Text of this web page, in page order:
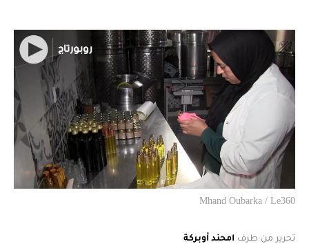
Mhand Oubarka / Le360
تحرير من طرف امحند أوبركة